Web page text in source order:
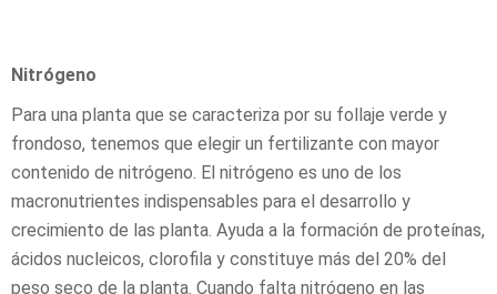
Nitrógeno
Para una planta que se caracteriza por su follaje verde y
frondoso, tenemos que elegir un fertilizante con mayor
contenido de nitrógeno. El nitrógeno es uno de los
macronutrientes indispensables para el desarrollo y
crecimiento de las planta. Ayuda a la formación de proteínas,
ácidos nucleicos, clorofila y constituye más del 20% del
peso seco de la planta. Cuando falta nitrógeno en las